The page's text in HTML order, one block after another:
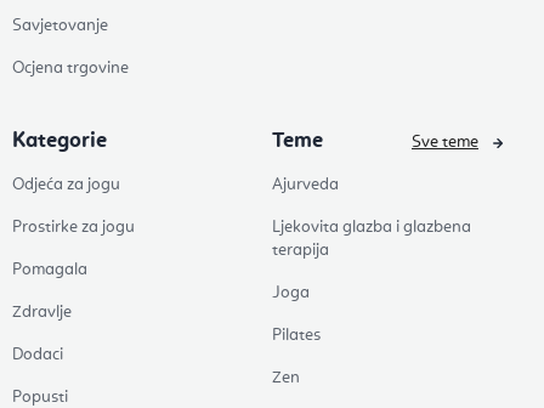
Savjetovanje
Ocjena trgovine
Kategorie
Odjeća za jogu
Prostirke za jogu
Pomagala
Zdravlje
Dodaci
Popusti
Teme
Ajurveda
Ljekovita glazba i glazbena
terapija
Joga
Pilates
Zen
Sve teme